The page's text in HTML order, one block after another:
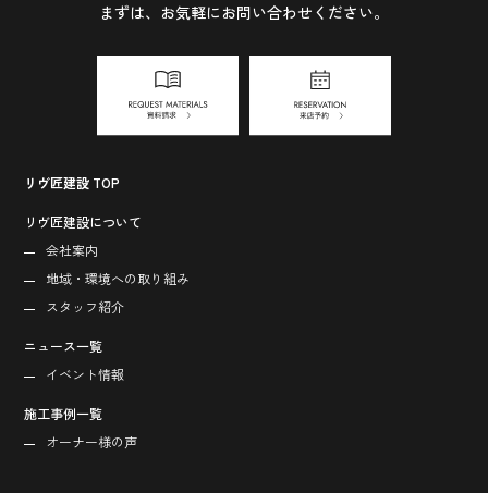
まずは、お気軽にお問い合わせください。
リヴ匠建設 TOP
リヴ匠建設について
会社案内
地域・環境への取り組み
スタッフ紹介
ニュース一覧
イベント情報
施工事例一覧
オーナー様の声